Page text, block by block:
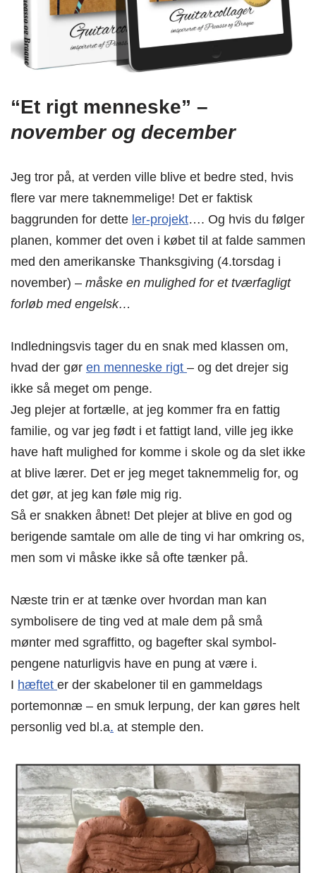
“Et rigt menneske” –
november og december
Jeg tror på, at verden ville blive et bedre sted, hvis
flere var mere taknemmelige! Det er faktisk
baggrunden for dette ler-projekt…. Og hvis du følger
planen, kommer det oven i købet til at falde sammen
med den amerikanske Thanksgiving (4.torsdag i
november) – måske en mulighed for et tværfagligt
forløb med engelsk…
Indledningsvis tager du en snak med klassen om,
hvad der gør en menneske rigt – og det drejer sig
ikke så meget om penge.
Jeg plejer at fortælle, at jeg kommer fra en fattig
familie, og var jeg født i et fattigt land, ville jeg ikke
have haft mulighed for komme i skole og da slet ikke
at blive lærer. Det er jeg meget taknemmelig for, og
det gør, at jeg kan føle mig rig.
Så er snakken åbnet! Det plejer at blive en god og
berigende samtale om alle de ting vi har omkring os,
men som vi måske ikke så ofte tænker på.
Næste trin er at tænke over hvordan man kan
symbolisere de ting ved at male dem på små
mønter med sgraffitto, og bagefter skal symbol-
pengene naturligvis have en pung at være i.
I hæftet er der skabeloner til en gammeldags
portemonnæ – en smuk lerpung, der kan gøres helt
personlig ved bl.a. at stemple den.